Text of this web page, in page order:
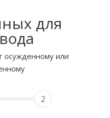
для
осужденному или
2